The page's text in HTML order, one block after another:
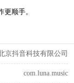
顺手。
京抖音科技有限公司
com.luna.music